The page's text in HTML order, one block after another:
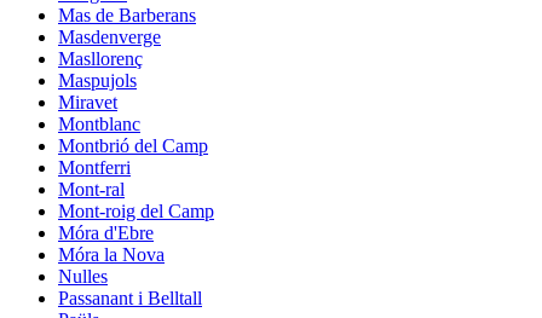
Mas de Barberans
Masdenverge
Masllorenç
Maspujols
Miravet
Montblanc
Montbrió del Camp
Montferri
Mont-ral
Mont-roig del Camp
Móra d'Ebre
Móra la Nova
Nulles
Passanant i Belltall